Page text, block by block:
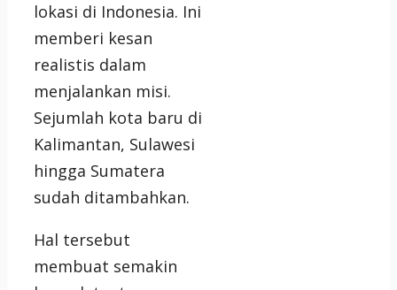
lokasi di Indonesia. Ini
memberi kesan
realistis dalam
menjalankan misi.
Sejumlah kota baru di
Kalimantan, Sulawesi
hingga Sumatera
sudah ditambahkan.
Hal tersebut
membuat semakin